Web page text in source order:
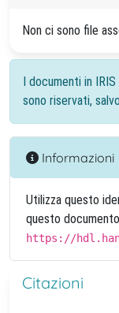
Non ci sono file
I documenti in
sono riservati,
Informazioni
Utilizza questo
questo
https://
Citazioni